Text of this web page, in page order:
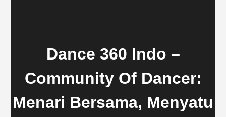
Dance 360 Indo –
Community Of Dancer:
Menari Bersama, Menyatu